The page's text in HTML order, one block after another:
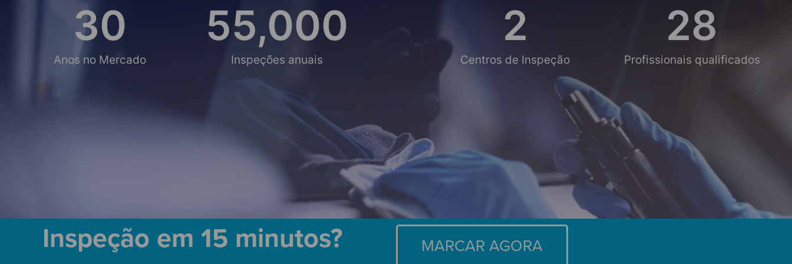
Anos no Mercado
30
Inspeções anuais
55,000
Centros de Inspeção
2
Profissionais qualificados
28
Inspeção em 15 minutos? MARCAR AGORA